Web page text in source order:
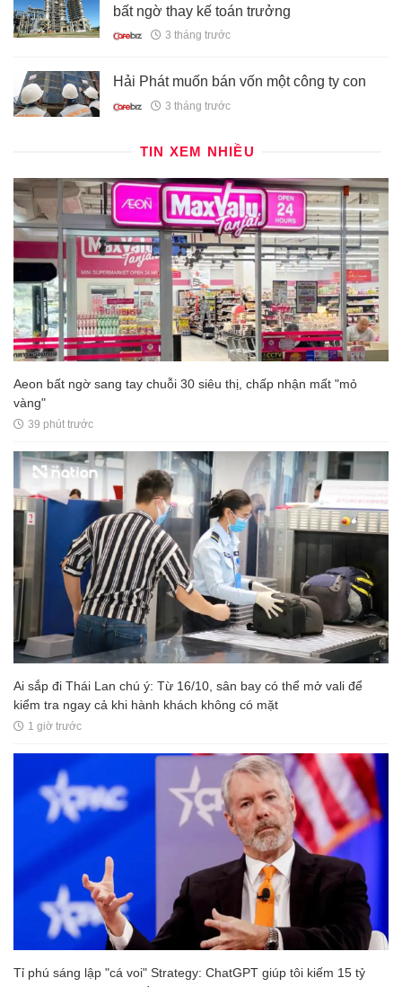
bất ngờ thay kế toán trưởng
3 tháng trước
Hải Phát muốn bán vốn một công ty con
3 tháng trước
TIN XEM NHIỀU
Aeon bất ngờ sang tay chuỗi 30 siêu thị, chấp nhận mất "mỏ
vàng"
39 phút trước
Ai sắp đi Thái Lan chú ý: Từ 16/10, sân bay có thể mở vali để
kiểm tra ngay cả khi hành khách không có mặt
1 giờ trước
Tỉ phú sáng lập "cá voi" Strategy: ChatGPT giúp tôi kiếm 15 tỷ